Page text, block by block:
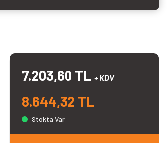
7.203,60 TL + KDV
8.644,32 TL
Stokta Var